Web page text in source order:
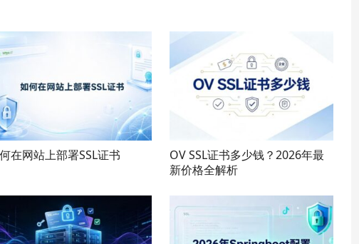
在网站上部署SSL证书
OV SSL证书多少钱？2026年最
新价格全解析